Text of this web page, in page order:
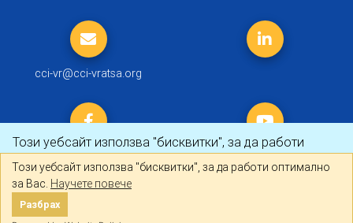
Този уебсайт използва "бисквитки", за да работи
оптимално за Вас.Научете повече
Разбрах
Този уебсайт използва "бисквитки", за да работи оптимално
за Вас. Научете повече
Разбрах
cci-vr@cci-vratsa.org
© 2019 ТПП Враца |Политика за личните данни